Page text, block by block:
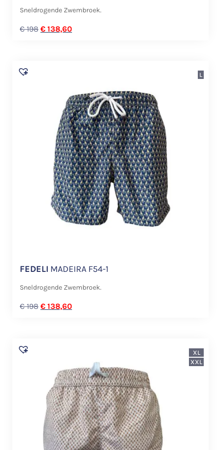
Sneldrogende Zwembroek.
€198 € 138,60
FEDELI MADEIRA F54-1
Sneldrogende Zwembroek.
€198 € 138,60
L
XL
XXL